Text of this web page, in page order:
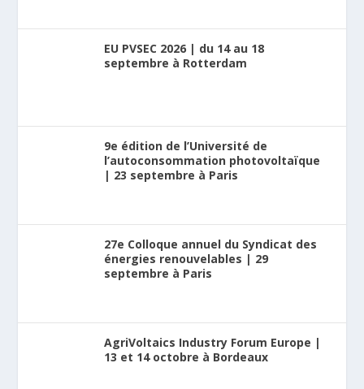
EU PVSEC 2026 | du 14 au 18
septembre à Rotterdam
9e édition de l’Université de
l’autoconsommation photovoltaïque
| 23 septembre à Paris
27e Colloque annuel du Syndicat des
énergies renouvelables | 29
septembre à Paris
AgriVoltaics Industry Forum Europe |
13 et 14 octobre à Bordeaux